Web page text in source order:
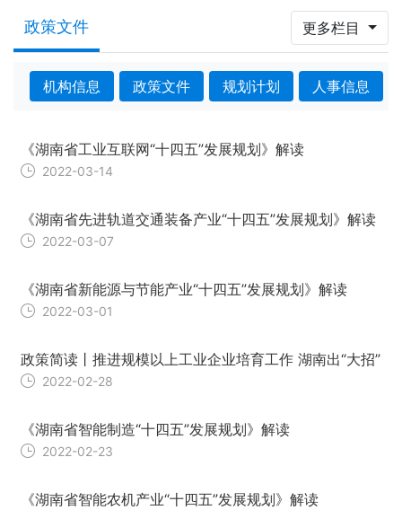
政策文件 更多栏目
机构信息 政策文件 规划计划 人事信息
《湖南省工业互联网“十四五”发展规划》解读
2022-03-14
《湖南省先进轨道交通装备产业“十四五”发展规划》解读
2022-03-07
《湖南省新能源与节能产业“十四五”发展规划》解读
2022-03-01
政策简读丨推进规模以上工业企业培育工作 湖南出“大招”
2022-02-28
《湖南省智能制造“十四五”发展规划》解读
2022-02-23
《湖南省智能农机产业“十四五”发展规划》解读